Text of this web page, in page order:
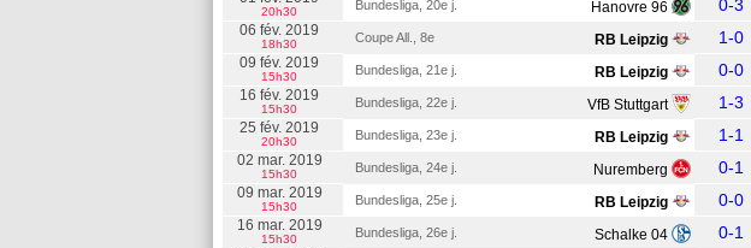
20h30 Bundesliga, 20e j. Hanovre 96 0-3
06 fév. 2019
18h30 Coupe All., 8e RB Leipzig 1-0
09 fév. 2019
15h30 Bundesliga, 21e j. RB Leipzig 0-0
16 fév. 2019
15h30 Bundesliga, 22e j. VfB Stuttgart 1-3
25 fév. 2019
20h30 Bundesliga, 23e j. RB Leipzig 1-1
02 mar. 2019
15h30 Bundesliga, 24e j. Nuremberg 0-1
09 mar. 2019
15h30 Bundesliga, 25e j. RB Leipzig 0-0
16 mar. 2019
15h30 Bundesliga, 26e j. Schalke 04 0-1